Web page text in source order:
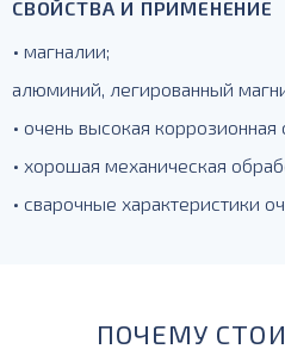
СВОЙСТВА И ПРИМЕНЕНИЕ
• магналии;
алюминий, легированный
• очень высокая коррозионная
• хорошая механическая
• сварочные характеристики
ПОЧЕМУ